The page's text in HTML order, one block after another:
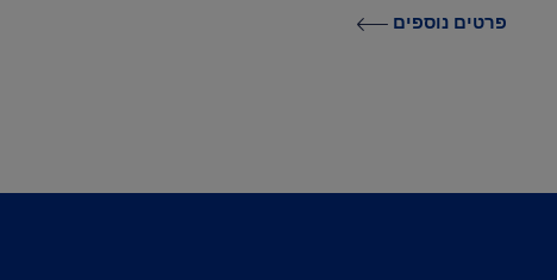
פרטים נוספים